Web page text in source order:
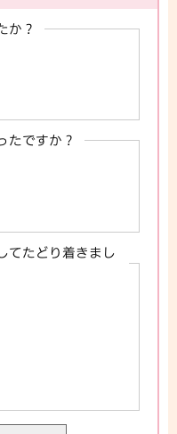
か？
たですか？
てたどり着きまし